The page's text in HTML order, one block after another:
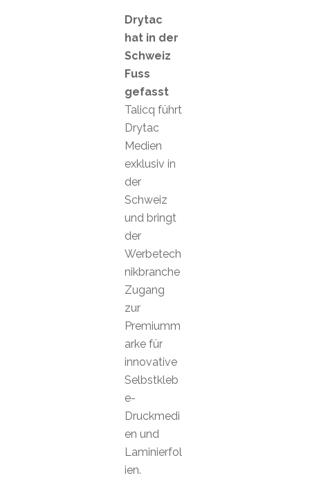
Drytac
hat in der
Schweiz
Fuss
gefasst
Talicq führt
Drytac
Medien
exklusiv in
der
Schweiz
und bringt
der
Werbetech
nikbranche
Zugang
zur
Premiumm
arke für
innovative
Selbstkleb
e-
Druckmedi
en und
Laminierfol
ien.